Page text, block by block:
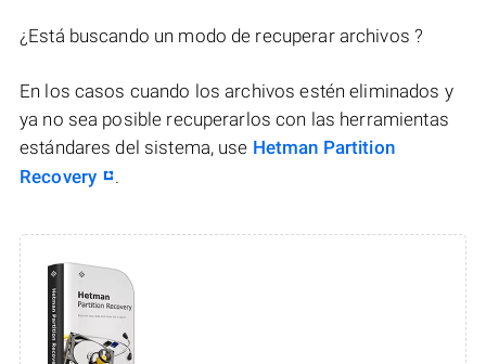
¿Está buscando un modo de recuperar archivos ?
En los casos cuando los archivos estén eliminados y
ya no sea posible recuperarlos con las herramientas
estándares del sistema, use Hetman Partition
Recovery
.